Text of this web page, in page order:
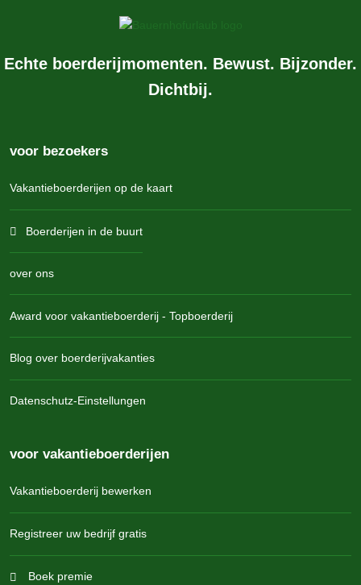
Echte boerderijmomenten. Bewust. Bijzonder.
Dichtbij.
voor bezoekers
Vakantieboerderijen op de kaart
Boerderijen in de buurt
over ons
Award voor vakantieboerderij - Topboerderij
Blog over boerderijvakanties
Datenschutz-Einstellungen
voor vakantieboerderijen
Vakantieboerderij bewerken
Registreer uw bedrijf gratis
Boek premie